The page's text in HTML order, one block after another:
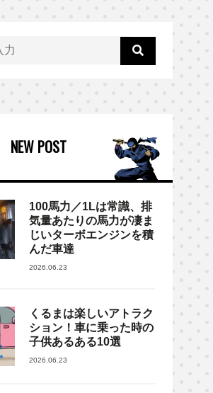
NEW POST
100馬力／1Lは常識、排
気量あたりの馬力が凄ま
じいターボエンジンを積
んだ車達
2026.06.23
くるまは楽しいアトラク
ション！車に乗った時の
子供あるある10選
2026.06.23